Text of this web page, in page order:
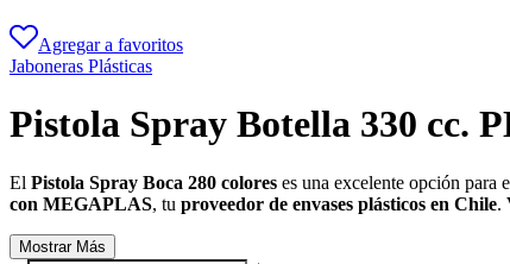
Agregar a favoritos
Jaboneras Plásticas
Pistola Spray Botella 330 cc.
El Pistola Spray Boca 280 colores es una excelente opción para
con MEGAPLAS, tu proveedor de envases plásticos en Chile.
Mostrar Más